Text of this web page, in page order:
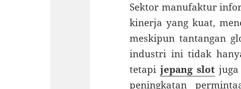
Sektor manufaktur
kinerja yang kuat,
meskipun tantangan
industri ini tidak
tetapijepang slot
peningkatan